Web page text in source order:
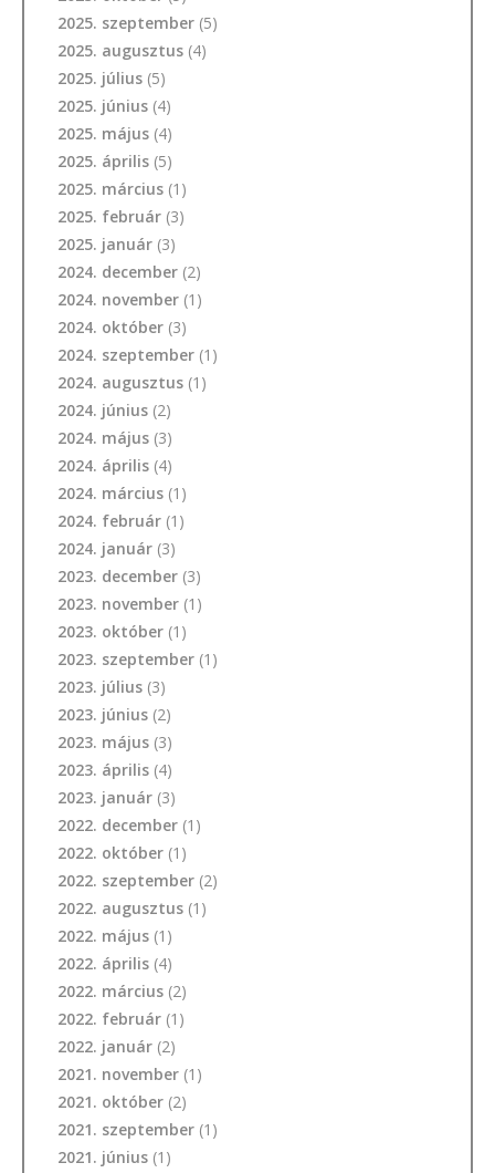
2025. szeptember (5)
2025. augusztus (4)
2025. július (5)
2025. június (4)
2025. május (4)
2025. április (5)
2025. március (1)
2025. február (3)
2025. január (3)
2024. december (2)
2024. november (1)
2024. október (3)
2024. szeptember (1)
2024. augusztus (1)
2024. június (2)
2024. május (3)
2024. április (4)
2024. március (1)
2024. február (1)
2024. január (3)
2023. december (3)
2023. november (1)
2023. október (1)
2023. szeptember (1)
2023. július (3)
2023. június (2)
2023. május (3)
2023. április (4)
2023. január (3)
2022. december (1)
2022. október (1)
2022. szeptember (2)
2022. augusztus (1)
2022. május (1)
2022. április (4)
2022. március (2)
2022. február (1)
2022. január (2)
2021. november (1)
2021. október (2)
2021. szeptember (1)
2021. június (1)